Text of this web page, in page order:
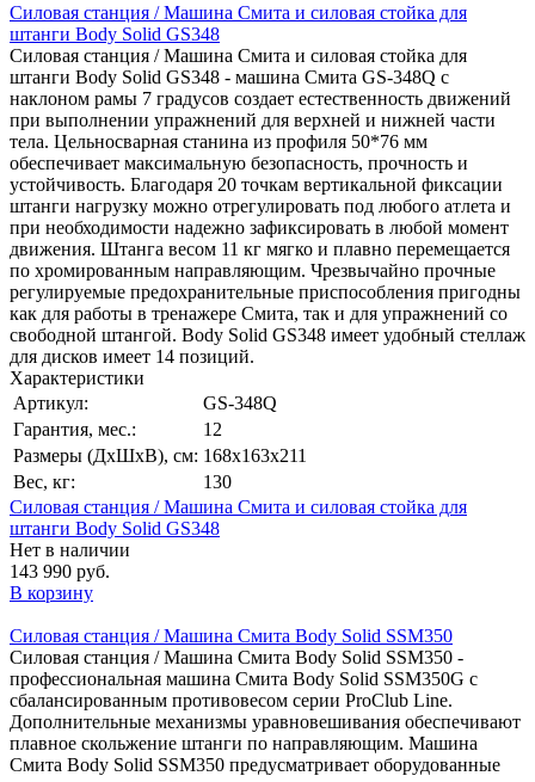
Силовая станция / Машина Смита и силовая стойка для
штанги Body Solid GS348
Силовая станция / Машина Смита и силовая стойка для
штанги Body Solid GS348 - машина Смита GS-348Q с
наклоном рамы 7 градусов создает естественность движений
при выполнении упражнений для верхней и нижней части
тела. Цельносварная станина из профиля 50*76 мм
обеспечивает максимальную безопасность, прочность и
устойчивость. Благодаря 20 точкам вертикальной фиксации
штанги нагрузку можно отрегулировать под любого атлета и
при необходимости надежно зафиксировать в любой момент
движения. Штанга весом 11 кг мягко и плавно перемещается
по хромированным направляющим. Чрезвычайно прочные
регулируемые предохранительные приспособления пригодны
как для работы в тренажере Смита, так и для упражнений со
свободной штангой. Body Solid GS348 имеет удобный стеллаж
для дисков имеет 14 позиций.
Характеристики
Артикул:
GS-348Q
Гарантия, мес.:
12
Размеры (ДхШхВ), см: 168х163х211
Вес, кг:
130
Силовая станция / Машина Смита и силовая стойка для
штанги Body Solid GS348
Нет в наличии
143 990 руб.
В корзину
Силовая станция / Машина Смита Body Solid SSM350
Силовая станция / Машина Смита Body Solid SSM350 -
профессиональная машина Смита Body Solid SSM350G с
сбалансированным противовесом серии ProClub Line.
Дополнительные механизмы уравновешивания обеспечивают
плавное скольжение штанги по направляющим. Машина
Смита Body Solid SSM350 предусматривает оборудованные